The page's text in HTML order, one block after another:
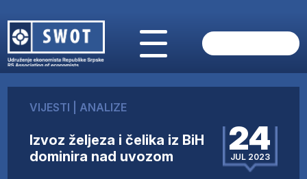
O NAMA
AKTUELNO
ANALIZE
VIJESTI ANALIZE
Izvoz željeza i čelika iz BiH
dominira nad uvozom
24
JUL 2023